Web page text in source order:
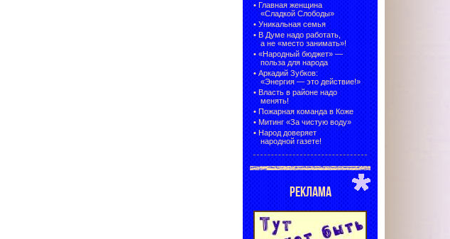
• Главная женщина
«Сладкой Слободы»
• Уникальная семья
• В Думе надо работать,
а не «место занимать»!
• «Народный бюджет» —
польза для народа
• Аркадий Зубков:
«Энергия — это действие!»
• Власть в районе надо
менять!
• Пожарная команда в Коже
• Митинг «За чистую воду»
• Народ доверяет
народной газете!
РЕКЛАМА